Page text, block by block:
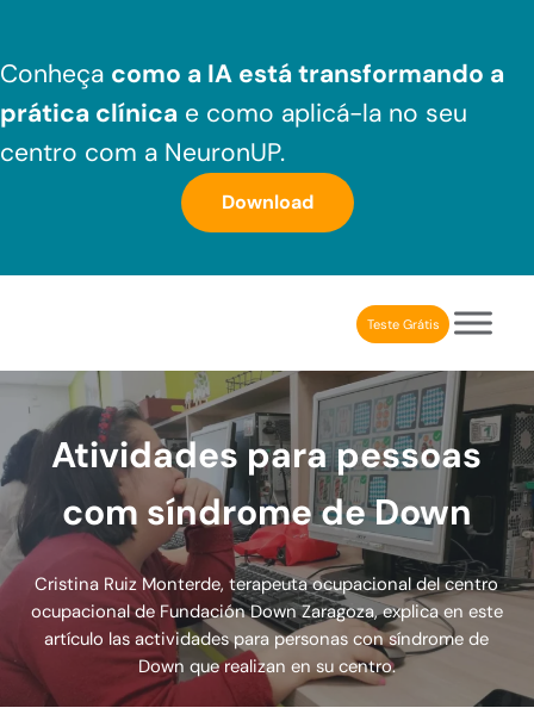
Conheça como a IA está transformando a
prática clínica e como aplicá-la no seu
centro com a NeuronUP.
Download
Aplicativo de estimulação cognitiva para profissionais
Teste Grátis
Atividades para pessoas
com síndrome de Down
Cristina Ruiz Monterde, terapeuta ocupacional del centro
ocupacional de Fundación Down Zaragoza, explica en este
artículo las actividades para personas con síndrome de
Down que realizan en su centro.